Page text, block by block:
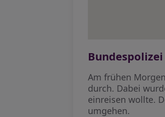
Am frühen
durch. Dabei
einreisen wollte.
umgehen.